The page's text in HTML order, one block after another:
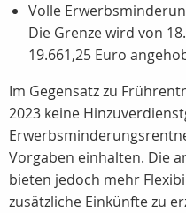
Volle
Die Grenze wird von
19.661,25 Euro
Im Gegensatz zu
2023 keine
Vorgaben einhalten. Die
bieten jedoch mehr
zusätzliche Einkünfte zu